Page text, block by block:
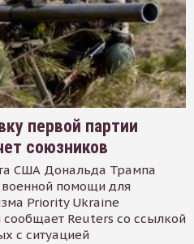
первой партии
союзников
США Дональда Трампа
помощи для
Priority Ukraine
Reuters со ссылкой
с ситуацией